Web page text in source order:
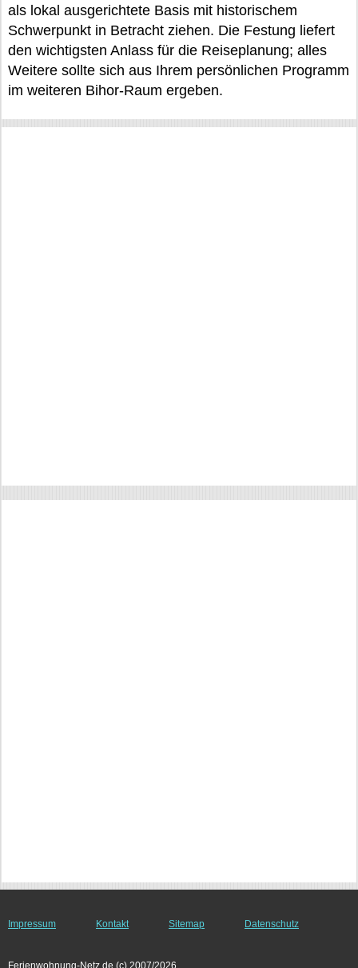
als lokal ausgerichtete Basis mit historischem
Schwerpunkt in Betracht ziehen. Die Festung liefert
den wichtigsten Anlass für die Reiseplanung; alles
Weitere sollte sich aus Ihrem persönlichen Programm
im weiteren Bihor-Raum ergeben.
Impressum Kontakt Sitemap Datenschutz